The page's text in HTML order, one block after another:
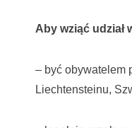
Aby wziąć udział
– być obywatelem
Liechtensteinu,